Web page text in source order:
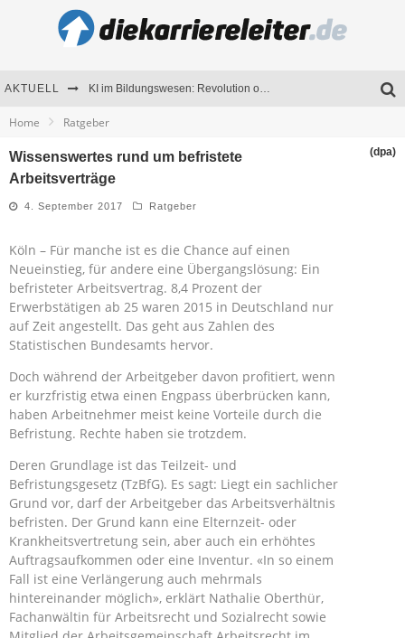
AKTUELL KI im Bildungswesen: Revolution oder Risiko für Schulen und Universitäten?
Home Ratgeber
Wissenswertes rund um befristete
Arbeitsverträge
(dpa)
4. September 2017 Ratgeber
Köln – Für manche ist es die Chance auf einen
Neueinstieg, für andere eine Übergangslösung: Ein
befristeter Arbeitsvertrag. 8,4 Prozent der
Erwerbstätigen ab 25 waren 2015 in Deutschland nur
auf Zeit angestellt. Das geht aus Zahlen des
Statistischen Bundesamts hervor.
Doch während der Arbeitgeber davon profitiert, wenn
er kurzfristig etwa einen Engpass überbrücken kann,
haben Arbeitnehmer meist keine Vorteile durch die
Befristung. Rechte haben sie trotzdem.
Deren Grundlage ist das Teilzeit- und
Befristungsgesetz (TzBfG). Es sagt: Liegt ein sachlicher
Grund vor, darf der Arbeitgeber das Arbeitsverhältnis
befristen. Der Grund kann eine Elternzeit- oder
Krankheitsvertretung sein, aber auch ein erhöhtes
Auftragsaufkommen oder eine Inventur. «In so einem
Fall ist eine Verlängerung auch mehrmals
hintereinander möglich», erklärt Nathalie Oberthür,
Fachanwältin für Arbeitsrecht und Sozialrecht sowie